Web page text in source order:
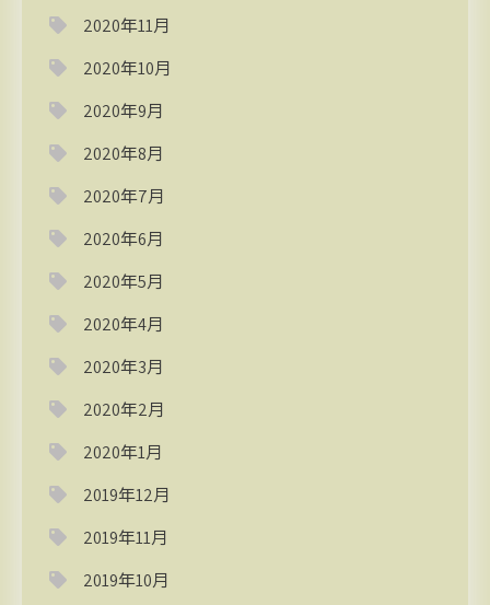
2020年11月
2020年10月
2020年9月
2020年8月
2020年7月
2020年6月
2020年5月
2020年4月
2020年3月
2020年2月
2020年1月
2019年12月
2019年11月
2019年10月